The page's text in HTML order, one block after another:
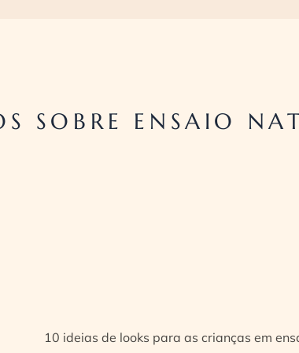
SOBRE ENSAIO
10 ideias de looks para as crianças em